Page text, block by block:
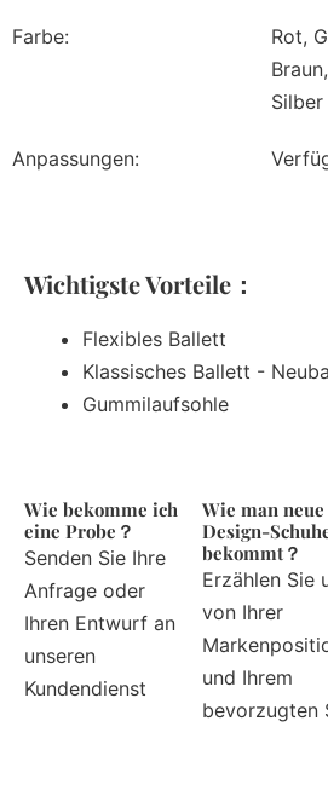
Farbe:
Rot,
Silber
Anpassungen:
Wichtigste Vorteile：
Flexibles Ballett
Klassisches Ballett -
Gummilaufsohle
Wie bekomme ich
eine Probe？
Senden Sie Ihre
Anfrage oder
Ihren Entwurf an
unseren
Kundendienst
Wie man neue
Design-
bekommt？
Erzählen Sie
von Ihrer
und Ihrem
bevorzugten